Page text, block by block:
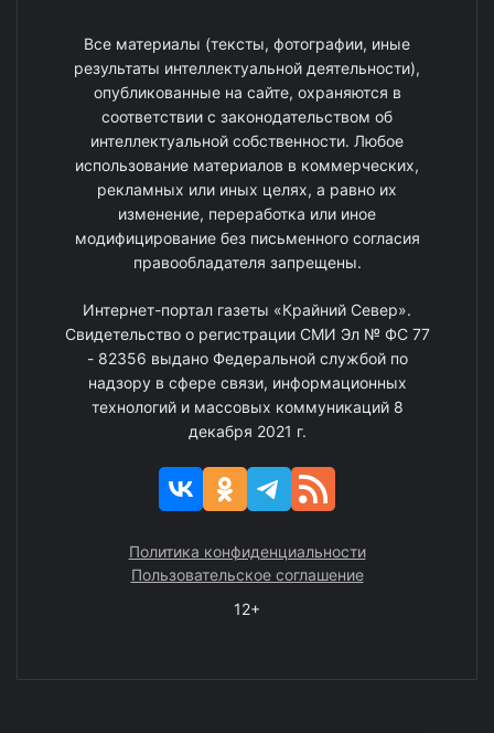
Все материалы (тексты, фотографии, иные
результаты интеллектуальной деятельности),
опубликованные на сайте, охраняются в
соответствии с законодательством об
интеллектуальной собственности. Любое
использование материалов в коммерческих,
рекламных или иных целях, а равно их
изменение, переработка или иное
модифицирование без письменного согласия
правообладателя запрещены.
Интернет-портал газеты «Крайний Север».
Свидетельство о регистрации СМИ Эл № ФС 77
- 82356 выдано Федеральной службой по
надзору в сфере связи, информационных
технологий и массовых коммуникаций 8
декабря 2021 г.
Политика конфиденциальности
Пользовательское соглашение
12+